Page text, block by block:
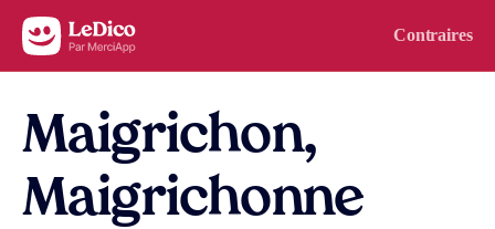
Aller au contenu Contraires
Maigrichon,
Maigrichonne